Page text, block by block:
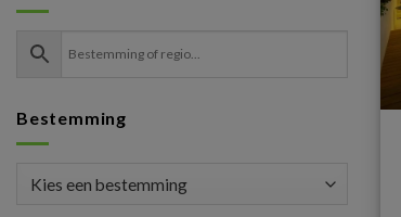
Bestemming